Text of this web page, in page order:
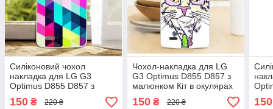
Силіконовий чохол
накладка для LG G3
Optimus D855 D857 з
малюнком Ромби
150 ₴ 220 ₴
Чохол-накладка для LG
G3 Optimus D855 D857 з
малюнком Кіт в окулярах
150₴ 220 ₴ 150